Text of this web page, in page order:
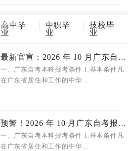
高中毕
业
中职毕
业
技校毕
业
最新官宣：2026 年 10 月广东自学考试
一、广东自考本科报考条件 1.基本条件凡
在广东省居住和工作的中华...
预警！2026 年 10 月广东自考报名开启
一、广东自考本科报考条件 1.基本条件凡
在广东省居住和工作的中华...